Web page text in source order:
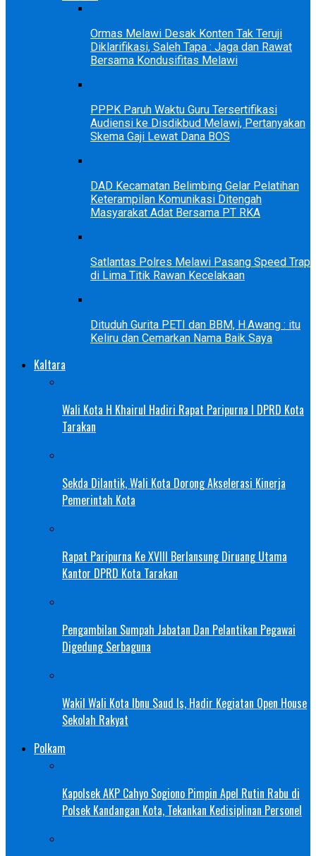
Ormas Melawi Desak Konten Tak Teruji
Diklarifikasi, Saleh Tapa : Jaga dan Rawat
Bersama Kondusifitas Melawi
PPPK Paruh Waktu Guru Tersertifikasi
Audiensi ke Disdikbud Melawi, Pertanyakan
Skema Gaji Lewat Dana BOS
DAD Kecamatan Belimbing Gelar Pelatihan
Keterampilan Komunikasi Ditengah
Masyarakat Adat Bersama PT RKA
Satlantas Polres Melawi Pasang Speed Trap
di Lima Titik Rawan Kecelakaan
Dituduh Gurita PETI dan BBM, H.Awang : itu
Keliru dan Cemarkan Nama Baik Saya
Kaltara
Wali Kota H Khairul Hadiri Rapat Paripurna I DPRD Kota
Tarakan
Sekda Dilantik, Wali Kota Dorong Akselerasi Kinerja
Pemerintah Kota
Rapat Paripurna Ke XVIII Berlansung Diruang Utama
Kantor DPRD Kota Tarakan
Pengambilan Sumpah Jabatan Dan Pelantikan Pegawai
Digedung Serbaguna
Wakil Wali Kota Ibnu Saud Is, Hadir Kegiatan Open House
Sekolah Rakyat
Polkam
Kapolsek AKP Cahyo Sogiono Pimpin Apel Rutin Rabu di
Polsek Kandangan Kota, Tekankan Kedisiplinan Personel